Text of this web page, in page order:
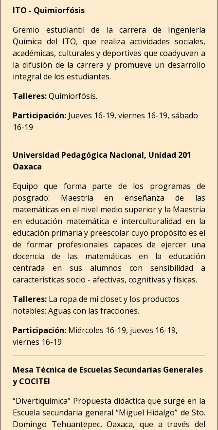
ITO - Quimiorfósis
Gremio estudiantil de la carrera de Ingeniería
Química del ITO, que realiza actividades sociales,
académicas, culturales y deportivas que coadyuvan a
la difusión de la carrera y promueve un desarrollo
integral de los estudiantes.
Talleres:Quimiorfósis.
Participación: Jueves 16-19, viernes 16-19, sábado
16-19
Universidad Pedagógica Nacional, Unidad 201
Oaxaca
Equipo que forma parte de los programas de
posgrado: Maestría en enseñanza de las
matemáticas en el nivel medio superior y la Maestría
en educación matemática e interculturalidad en la
educación primaria y preescolar cuyo propósito es el
de formar profesionales capaces de ejercer una
docencia de las matemáticas en la educación
centrada en sus alumnos con sensibilidad a
características socio - afectivas, cognitivas y físicas.
Talleres: La ropa de mi closet y los productos
notables; Aguas con las fracciones.
Participación: Miércoles 16-19, jueves 16-19,
viernes 16-19
Mesa Técnica de Escuelas Secundarias Generales
y COCITEI
“Divertiquímica” Propuesta didáctica que surge en la
Escuela secundaria general “Miguel Hidalgo” de Sto.
Domingo Tehuantepec, Oaxaca, que a través del